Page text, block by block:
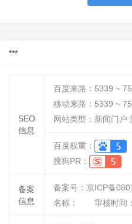
***
SEO
信息
百度来路： 5339 ~
移动来路： 5339 ~
网站类型：新闻门户
百度权重：
搜狗PR：
备案
信息
备案号：京ICP备
名称：
审核时间：